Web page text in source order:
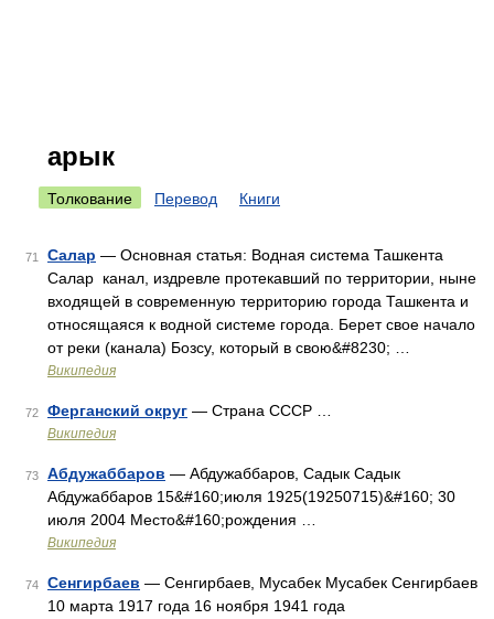
арык
Толкование Перевод Книги
71 Салар — Основная статья: Водная система Ташкента
Салар канал, издревле протекавший по территории, ныне
входящей в современную территорию города Ташкента и
относящаяся к водной системе города. Берет свое начало
от реки (канала) Бозсу, который в свою&#8230; …
Википедия
72 Ферганский округ — Страна СССР …
Википедия
73 Абдужаббаров — Абдужаббаров, Садык Садык
Абдужаббаров 15&#160;июля 1925(19250715)&#160; 30
июля 2004 Место&#160;рождения …
Википедия
74 Сенгирбаев — Сенгирбаев, Мусабек Мусабек Сенгирбаев
10 марта 1917 года 16 ноября 1941 года